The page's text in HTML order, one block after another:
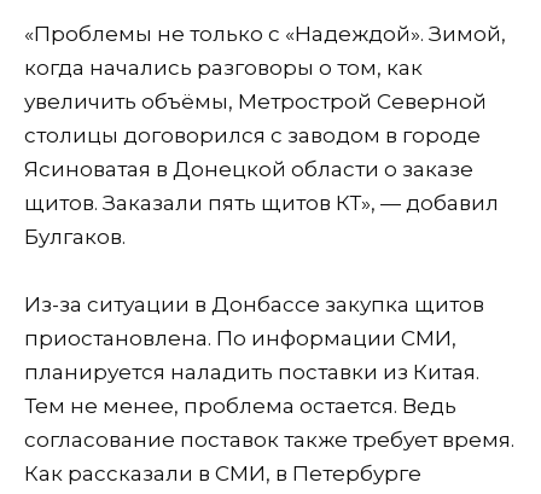
«Проблемы не только с «Надеждой». Зимой,
когда начались разговоры о том, как
увеличить объёмы, Метрострой Северной
столицы договорился с заводом в городе
Ясиноватая в Донецкой области о заказе
щитов. Заказали пять щитов КТ», — добавил
Булгаков.
Из-за ситуации в Донбассе закупка щитов
приостановлена. По информации СМИ,
планируется наладить поставки из Китая.
Тем не менее, проблема остается. Ведь
согласование поставок также требует время.
Как рассказали в СМИ, в Петербурге